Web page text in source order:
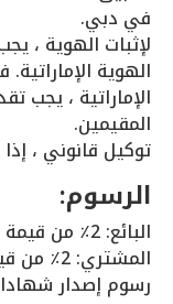
في دبي.
لإثبات الهوية ،
الهوية
الإماراتية ، يجب
المقيمين.
توكيل قانوني ،
الرسوم:
البائع: 2٪ من قيمة العقار
المشتري: 2٪ من قيمة العقار
رسوم إصدار شهادات الملكية